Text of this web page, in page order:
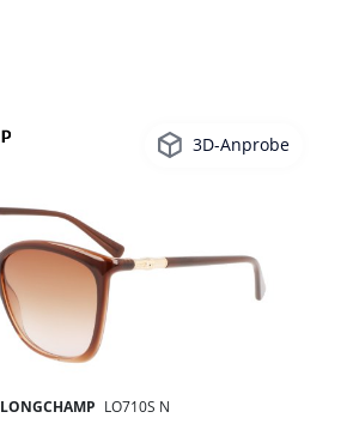
LONGCHAMP LO710S N
3D-Anprobe